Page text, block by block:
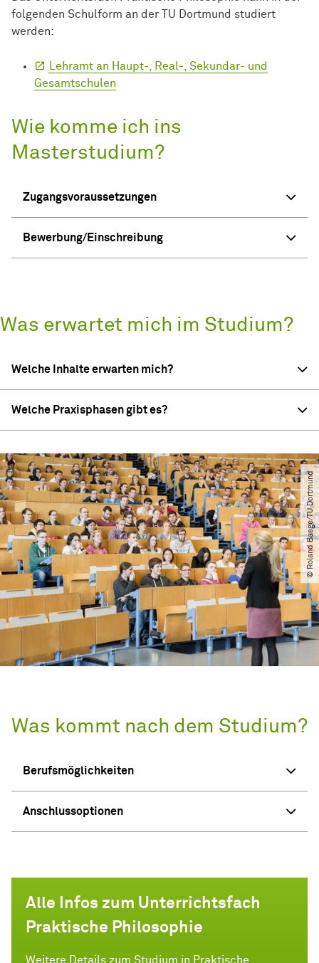
folgenden Schulform an der TU Dortmund studiert
werden:
Lehramt an Haupt-, Real-, Sekundar- und
Gesamtschulen
Wie komme ich ins
Masterstudium?
Zugangsvoraussetzungen
Bewerbung/Einschreibung
Was erwartet mich im Studium?
Welche Inhalte erwarten mich?
Welche Praxisphasen gibt es?
© Roland Baege​/​TU Dortmund
Was kommt nach dem Studium?
Berufsmöglichkeiten
Anschlussoptionen
Alle Infos zum Unterrichtsfach
Praktische Philosophie
Weitere Details zum Studium in Praktische